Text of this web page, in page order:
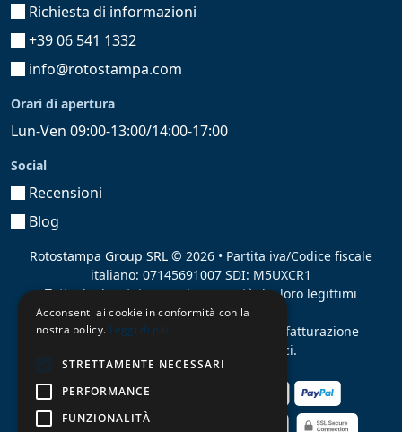
Richiesta di informazioni
+39 06 541 1332
info@rotostampa.com
Orari di apertura
Lun-Ven 09:00-13:00/14:00-17:00
Social
Recensioni
Blog
Rotostampa Group SRL © 2026 • Partita iva/Codice fiscale
italiano: 07145691007 SDI: M5UXCR1
Tutti i loghi citati sono di proprietà dei loro legittimi
proprietari.
Azienda presente sul MEPA
adibita alla fatturazione
elettronica per gli Enti pubblici.
Acconsenti ai cookie in conformità con la
nostra policy. Leggi di più
STRETTAMENTE NECESSARI
PERFORMANCE
FUNZIONALITÀ